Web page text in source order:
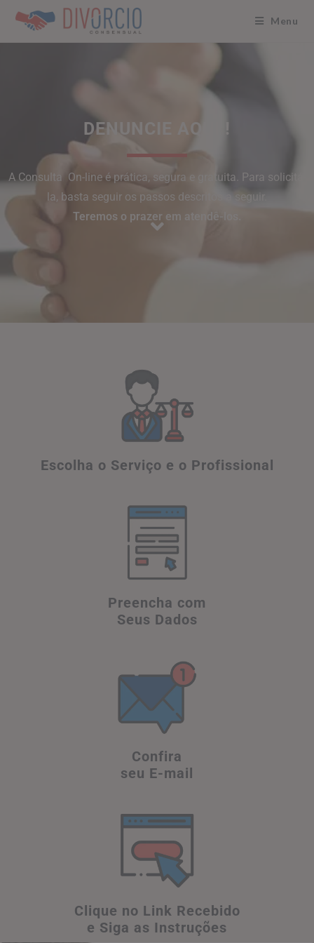
Menu
DENUNCIE AQUI !
A Consulta On-line é prática, segura e gratuita. Para solicitá-
la, basta seguir os passos descritos a seguir.
Teremos o prazer em atendê-los.
Escolha o Serviço e o Profissional
Preencha com
Seus Dados
Confira
seu E-mail
Clique no Link Recebido
e Siga as Instruções